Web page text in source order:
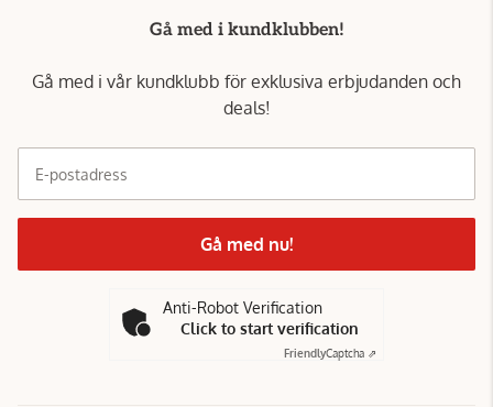
Gå med i kundklubben!
Gå med i vår kundklubb för exklusiva erbjudanden och
deals!
E-postadress
Gå med nu!
Anti-Robot Verification
Click to start verification
FriendlyCaptcha ⇗